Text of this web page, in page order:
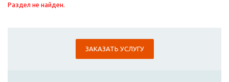
Раздел не найден.
ЗАКАЗАТЬ УСЛУГУ